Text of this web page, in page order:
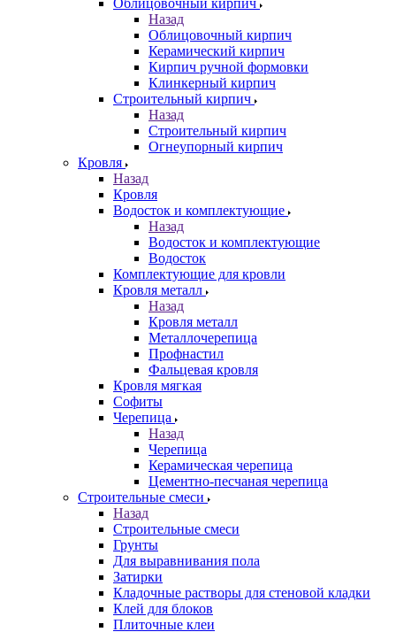
Облицовочный кирпич
Назад
Облицовочный кирпич
Керамический кирпич
Кирпич ручной формовки
Клинкерный кирпич
Строительный кирпич
Назад
Строительный кирпич
Огнеупорный кирпич
Кровля
Назад
Кровля
Водосток и комплектующие
Назад
Водосток и комплектующие
Водосток
Комплектующие для кровли
Кровля металл
Назад
Кровля металл
Металлочерепица
Профнастил
Фальцевая кровля
Кровля мягкая
Софиты
Черепица
Назад
Черепица
Керамическая черепица
Цементно-песчаная черепица
Строительные смеси
Назад
Строительные смеси
Грунты
Для выравнивания пола
Затирки
Кладочные растворы для стеновой кладки
Клей для блоков
Плиточные клеи